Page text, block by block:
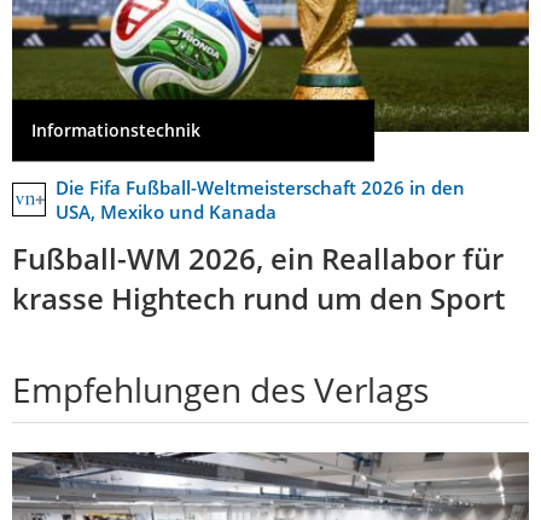
Informationstechnik
Die Fifa Fußball-Weltmeisterschaft 2026 in den
USA, Mexiko und Kanada
Fußball-WM 2026, ein Reallabor für
krasse Hightech rund um den Sport
Empfehlungen des Verlags